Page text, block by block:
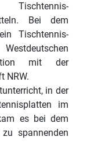
Bei dem
Tischtennis-
mit der
NRW.
in der
im
es bei dem
spannenden